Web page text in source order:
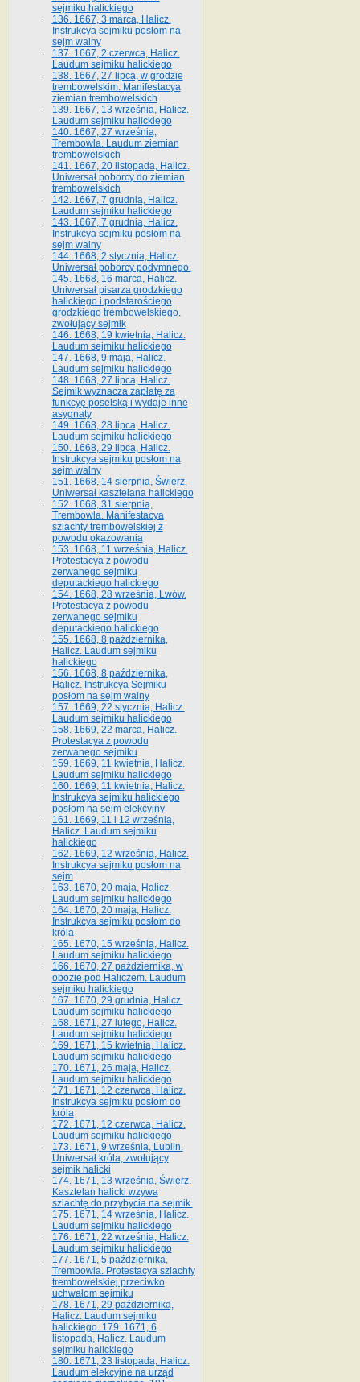
sejmiku halickiego
136. 1667, 3 marca, Halicz.
Instrukcya sejmiku posłom na
sejm walny
137. 1667, 2 czerwca, Halicz.
Laudum sejmiku halickiego
138. 1667, 27 lipca, w grodzie
trembowelskim. Manifestacya
ziemian trembowelskich
139. 1667, 13 września, Halicz.
Laudum sejmiku halickiego
140. 1667, 27 września,
Trembowla. Laudum ziemian
trembowelskich
141. 1667, 20 listopada, Halicz.
Uniwersał poborcy do ziemian
trembowelskich
142. 1667, 7 grudnia, Halicz.
Laudum sejmiku halickiego
143. 1667, 7 grudnia, Halicz.
Instrukcya sejmiku posłom na
sejm walny
144. 1668, 2 stycznia, Halicz.
Uniwersał poborcy podymnego.
145. 1668, 16 marca, Halicz.
Uniwersał pisarza grodzkiego
halickiego i podstarościego
grodzkiego trembowelskiego,
zwołujący sejmik
146. 1668, 19 kwietnia, Halicz.
Laudum sejmiku halickiego
147. 1668, 9 maja, Halicz.
Laudum sejmiku halickiego
148. 1668, 27 lipca, Halicz.
Sejmik wyznacza zapłatę za
funkcyę poselską i wydaje inne
asygnaty
149. 1668, 28 lipca, Halicz.
Laudum sejmiku halickiego
150. 1668, 29 lipca, Halicz.
Instrukcya sejmiku posłom na
sejm walny
151. 1668, 14 sierpnia, Świerz.
Uniwersał kasztelana halickiego
152. 1668, 31 sierpnia,
Trembowla. Manifestacya
szlachty trembowelskiej z
powodu okazowania
153. 1668, 11 września, Halicz.
Protestacya z powodu
zerwanego sejmiku
deputackiego halickiego
154. 1668, 28 września, Lwów.
Protestacya z powodu
zerwanego sejmiku
deputackiego halickiego
155. 1668, 8 października,
Halicz. Laudum sejmiku
halickiego
156. 1668, 8 października,
Halicz. Instrukcya Sejmiku
posłom na sejm walny
157. 1669, 22 stycznia, Halicz.
Laudum sejmiku halickiego
158. 1669, 22 marca, Halicz.
Protestacya z powodu
zerwanego sejmiku
159. 1669, 11 kwietnia, Halicz.
Laudum sejmiku halickiego
160. 1669, 11 kwietnia, Halicz.
Instrukcya sejmiku halickiego
posłom na sejm elekcyjny
161. 1669, 11 i 12 września,
Halicz. Laudum sejmiku
halickiego
162. 1669, 12 września, Halicz.
Instrukcya sejmiku posłom na
sejm
163. 1670, 20 maja, Halicz.
Laudum sejmiku halickiego
164. 1670, 20 maja, Halicz.
Instrukcya sejmiku posłom do
króla
165. 1670, 15 września, Halicz.
Laudum sejmiku halickiego
166. 1670, 27 października, w
obozie pod Haliczem. Laudum
sejmiku halickiego
167. 1670, 29 grudnia, Halicz.
Laudum sejmiku halickiego
168. 1671, 27 lutego, Halicz.
Laudum sejmiku halickiego
169. 1671, 15 kwietnia, Halicz.
Laudum sejmiku halickiego
170. 1671, 26 maja, Halicz.
Laudum sejmiku halickiego
171. 1671, 12 czerwca, Halicz.
Instrukcya sejmiku posłom do
króla
172. 1671, 12 czerwca, Halicz.
Laudum sejmiku halickiego
173. 1671, 9 września, Lublin.
Uniwersał króla, zwołujący
sejmik halicki
174. 1671, 13 września, Świerz.
Kasztelan halicki wzywa
szlachtę do przybycia na sejmik.
175. 1671, 14 września, Halicz.
Laudum sejmiku halickiego
176. 1671, 22 września, Halicz.
Laudum sejmiku halickiego
177. 1671, 5 października,
Trembowla. Protestacya szlachty
trembowelskiej przeciwko
uchwałom sejmiku
178. 1671, 29 października,
Halicz. Laudum sejmiku
halickiego. 179. 1671, 6
listopada, Halicz. Laudum
sejmiku halickiego
180. 1671, 23 listopada, Halicz.
Laudum elekcyjne na urząd